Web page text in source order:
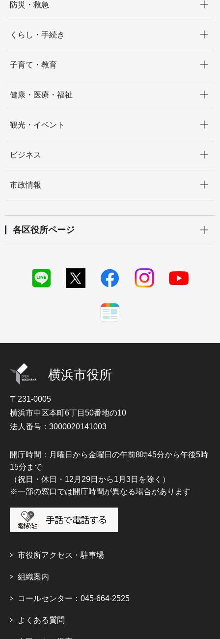
防災・救急
くらし・手続き
子育て・教育
健康・医療・福祉
観光・イベント
ビジネス
市政情報
各区役所ページ
横浜市役所
〒231-0005
横浜市中区本町6丁目50番地の10
法人番号：3000020141003
開庁時間：月曜日から金曜日の午前8時45分から午後5時
15分まで
（祝日・休日・12月29日から1月3日を除く）
※一部の窓口では開庁時間が異なる場合があります
市役所アクセス・駐車場
組織案内
コールセンター：045-664-2525
よくある質問